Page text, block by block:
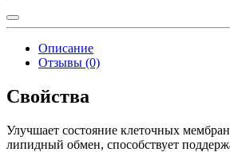
Описание
Отзывы (0)
Свойства
Улучшает состояние клеточных
липидный обмен, способствует